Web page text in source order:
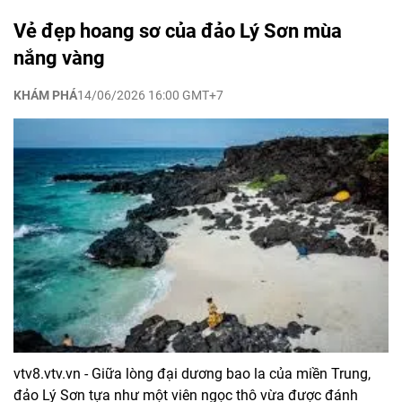
Vẻ đẹp hoang sơ của đảo Lý Sơn mùa
nắng vàng
KHÁM PHÁ14/06/2026 16:00 GMT+7
vtv8.vtv.vn - Giữa lòng đại dương bao la của miền Trung,
đảo Lý Sơn tựa như một viên ngọc thô vừa được đánh